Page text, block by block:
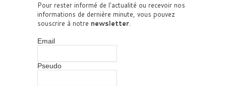
Pour rester informé de l'actualité ou recevoir nos
informations de dernière minute, vous pouvez
souscrire à notre newsletter.
Email
Pseudo